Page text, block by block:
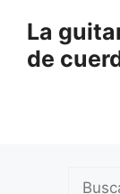
contenido
La
de